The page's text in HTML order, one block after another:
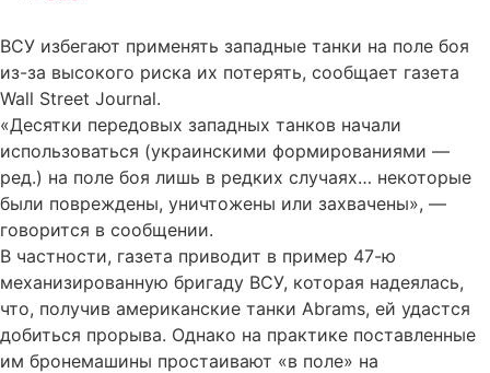
ВСУ избегают применять западные танки на поле боя
из-за высокого риска их потерять, сообщает газета
Wall Street Journal.
«Десятки передовых западных танков начали
использоваться (украинскими формированиями —
ред.) на поле боя лишь в редких случаях… некоторые
были повреждены, уничтожены или захвачены», —
говорится в сообщении.
В частности, газета приводит в пример 47-ю
механизированную бригаду ВСУ, которая надеялась,
что, получив американские танки Abrams, ей удастся
добиться прорыва. Однако на практике поставленные
им бронемашины простаивают «в поле» на